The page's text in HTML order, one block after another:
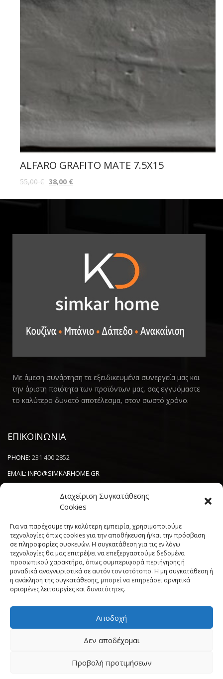
Διαχείριση Συγκατάθεσης
Cookies
Για να παρέχουμε την καλύτερη εμπειρία, χρησιμοποιούμε
τεχνολογίες όπως cookies για την αποθήκευση ή/και την πρόσβαση
σε πληροφορίες συσκευών. Η συγκατάθεση για τις εν λόγω
τεχνολογίες θα μας επιτρέψει να επεξεργαστούμε δεδομένα
προσωπικού χαρακτήρα, όπως συμπεριφορά περιήγησης ή
μοναδικά αναγνωριστικά σε αυτόν τον ιστότοπο. Η μη συγκατάθεση ή
η ανάκληση της συγκατάθεσης, μπορεί να επηρεάσει αρνητικά
ορισμένες λειτουργίες και δυνατότητες.
Αποδοχή
Δεν αποδέχομαι
Προβολή προτιμήσεων
ALFARO GRAFITO MATE 7.5X15
55,00€ 38,00 €
Με άμεση συνάρτηση τα εξειδικευμένα συνεργεία μας και
την άριστη ποιότητα των προϊόντων μας, σας εγγυόμαστε
το καλύτερο δυνατό αποτέλεσμα, στον σωστό χρόνο.
ΕΠΙΚΟΙΝΩΝΙΑ
PHONE: 231 400 2852
EMAIL: INFO@SIMKARHOME.GR
NEWSLETTER
----------------------
Πολιτική Cookies (ΕΕ)
Όροι και Προϋποθέσεις
Δήλωση Απορρήτου
My account
© 2017 All rights reserved. | Powered by